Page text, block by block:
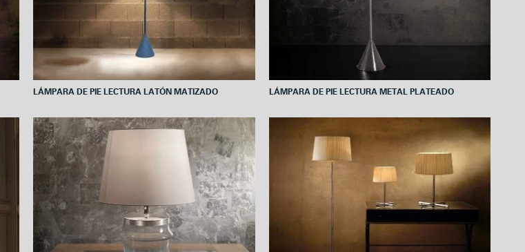
LÁMPARA DE PIE LECTURA LATÓN MATIZADO LÁMPARA DE PIE LECTURA METAL PLATEADO